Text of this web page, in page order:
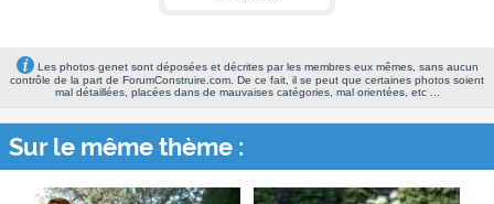
Les photos genet sont déposées et décrites par les membres eux mêmes, sans aucun
contrôle de la part de ForumConstruire.com. De ce fait, il se peut que certaines photos soient
mal détaillées, placées dans de mauvaises catégories, mal orientées, etc ...
Sur le même thème :